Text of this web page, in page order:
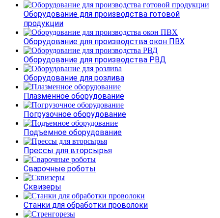
Оборудование для производства готовой
продукции
Оборудование для производства окон ПВХ
Оборудование для производства РВД
Оборудование для розлива
Плазменное оборудование
Погрузочное оборудование
Подъемное оборудование
Прессы для вторсырья
Сварочные роботы
Сквизеры
Станки для обработки проволоки